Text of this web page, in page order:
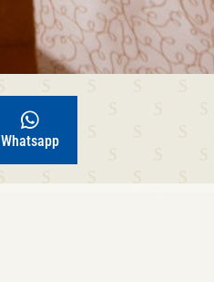
Whatsapp